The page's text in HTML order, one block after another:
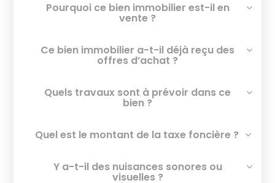
Pourquoi ce bien immobilier est-il en
vente ?
Ce bien immobilier a-t-il déjà reçu des
offres d’achat ?
Quels travaux sont à prévoir dans ce
bien ?
Quel est le montant de la taxe foncière ?
Y a-t-il des nuisances sonores ou
visuelles ?